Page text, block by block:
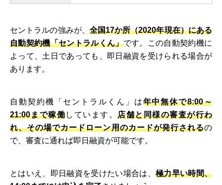
セントラルの強みが、 全国17か所（2020年現在）にある
自動契約機「セントラルくん」です。この自動契約機に
よって、土日であっても、即日融資を受けられる場合が
あります。
自動契約機「セントラルくん」は年中無休で8:00～
21:00まで稼働しています。店舗と同様の審査が行わ
れ、その場でカードローン用のカードが発行されるの
で、審査に通れば即日融資が可能です。
とはいえ、即日融資を受けたい場合は、 極力早い時間、